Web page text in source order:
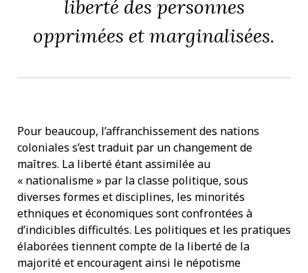
liberté des personnes
opprimées et marginalisées.
Pour beaucoup, l’affranchissement des nations
coloniales s’est traduit par un changement de
maîtres. La liberté étant assimilée au
« nationalisme » par la classe politique, sous
diverses formes et disciplines, les minorités
ethniques et économiques sont confrontées à
d’indicibles difficultés. Les politiques et les pratiques
élaborées tiennent compte de la liberté de la
majorité et encouragent ainsi le népotisme